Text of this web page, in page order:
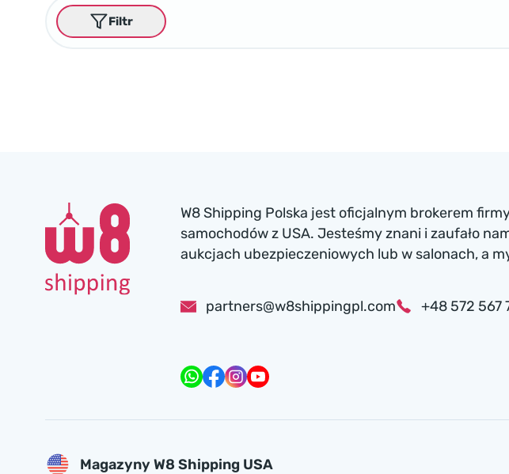
Filtr
W8 Shipping Polska jest oficjalnym brokerem
samochodów z USA. Jesteśmy znani i zaufało
aukcjach ubezpieczeniowych lub w salonach, a
partners@w8shippingpl.com +48 572 567
Magazyny W8 Shipping USA